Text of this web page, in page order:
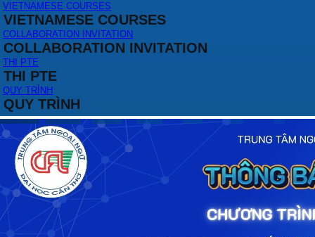
VIETNAMESE COURSES
VIETNAMESE COURSES
COLLABORATION INVITATION
COLLABORATION INVITATION
THI PTE
THI PTE
QUY TRÌNH
QUY TRÌNH